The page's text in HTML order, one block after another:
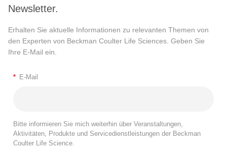
Newsletter.
Erhalten Sie aktuelle Informationen zu relevanten Themen von
den Experten von Beckman Coulter Life Sciences. Geben Sie
Ihre E-Mail ein.
* E-Mail
Bitte informieren Sie mich weiterhin über Veranstaltungen,
Aktivitäten, Produkte und Servicedienstleistungen der Beckman
Coulter Life Science.